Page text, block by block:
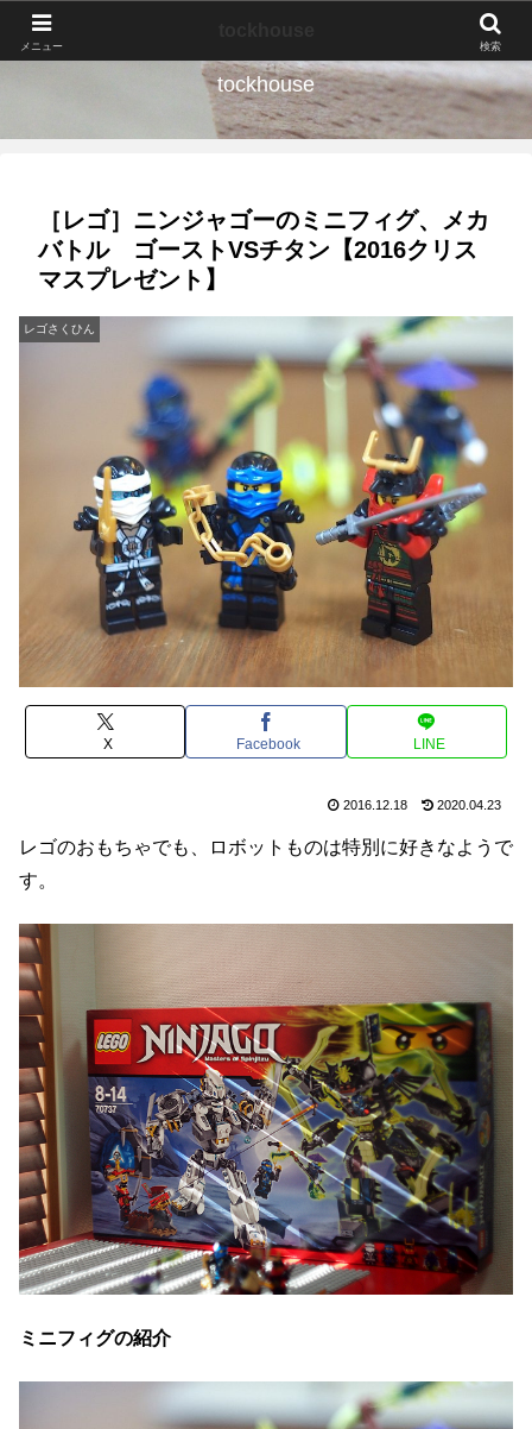
tockhouse
［レゴ］ニンジャゴーのミニフィグ、メカ
バトル ゴーストVSチタン【2016クリス
マスプレゼント】
レゴさくひん
X Facebook LINE
2016.12.18 2020.04.23
レゴのおもちゃでも、ロボットものは特別に好きなようで
す。
ミニフィグの紹介
メニュー 検索